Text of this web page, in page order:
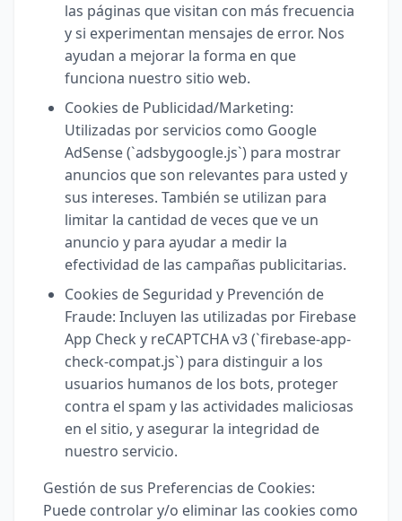
las páginas que visitan con más frecuencia
y si experimentan mensajes de error. Nos
ayudan a mejorar la forma en que
funciona nuestro sitio web.
Cookies de Publicidad/Marketing:
Utilizadas por servicios como Google
AdSense (`adsbygoogle.js`) para mostrar
anuncios que son relevantes para usted y
sus intereses. También se utilizan para
limitar la cantidad de veces que ve un
anuncio y para ayudar a medir la
efectividad de las campañas publicitarias.
Cookies de Seguridad y Prevención de
Fraude: Incluyen las utilizadas por Firebase
App Check y reCAPTCHA v3 (`firebase-app-
check-compat.js`) para distinguir a los
usuarios humanos de los bots, proteger
contra el spam y las actividades maliciosas
en el sitio, y asegurar la integridad de
nuestro servicio.
Gestión de sus Preferencias de Cookies:
Puede controlar y/o eliminar las cookies como